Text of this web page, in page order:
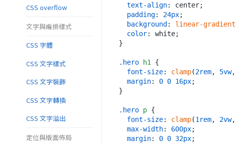
text-align: center;
padding: 24px;
background : linear-gradient
color: white;
}
.hero h1
{
font-size: clamp(2rem, 5vw,
margin: 0 0 16px;
}
.hero p {
font-size: clamp(1rem, 2vw,
max-width: 600px;
margin: 0 0 32px;
CSS overflow
文字與編排樣式
CSS 字體
CSS 文字樣式
CSS 文字裝飾
CSS 文字轉換
CSS 文字溢出
定位與版面佈局